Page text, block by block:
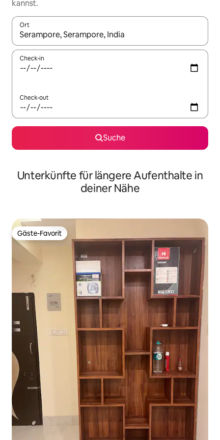
kannst.
Ort
Wenn Ergebnisse verfügbar sind, navigiere mit den
Check-in
Check-out
Suche
Unterkünfte für längere Aufenthalte in
deiner Nähe
Gäste-Favorit
Gäste-Favorit